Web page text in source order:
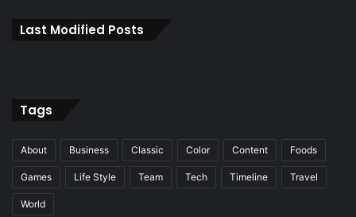
Last Modified Posts
Tags
About Business Classic Color Content Foods
Games Life Style Team Tech Timeline Travel
World